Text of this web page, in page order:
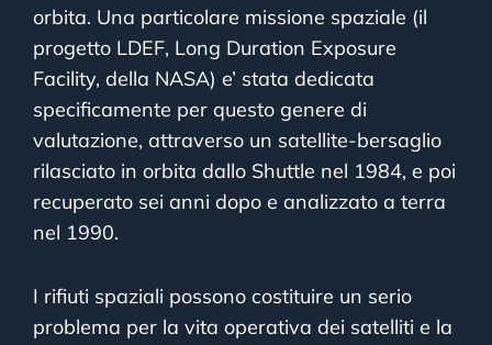
orbita. Una particolare missione spaziale (il
progetto LDEF, Long Duration Exposure
Facility, della NASA) e’ stata dedicata
specificamente per questo genere di
valutazione, attraverso un satellite-bersaglio
rilasciato in orbita dallo Shuttle nel 1984, e poi
recuperato sei anni dopo e analizzato a terra
nel 1990.
I rifiuti spaziali possono costituire un serio
problema per la vita operativa dei satelliti e la